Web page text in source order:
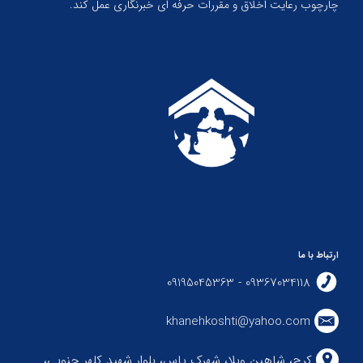
چارچوب رعایت اخلاق و مقررات حرفه ای خبرنگاری عمل کند.
ارتباط با ما
09367034118 - 09195045363
khanehkoshti@yahoo.com